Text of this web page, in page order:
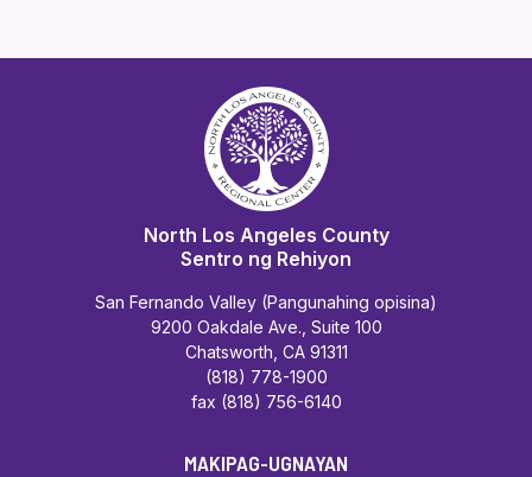
North Los Angeles County
Sentro ng Rehiyon
San Fernando Valley (Pangunahing opisina)
9200 Oakdale Ave., Suite 100
Chatsworth, CA 91311
(818) 778-1900
fax (818) 756-6140
MAKIPAG-UGNAYAN